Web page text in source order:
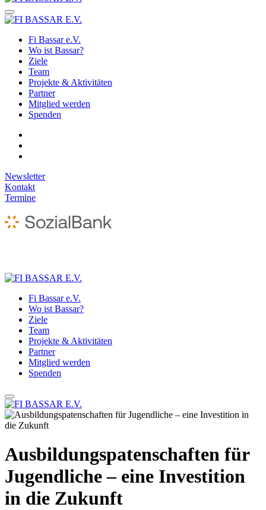
Fi Bassar e.V.
Wo ist Bassar?
Ziele
Team
Projekte & Aktivitäten
Partner
Mitglied werden
Spenden
Newsletter
Kontakt
Termine
Fi Bassar e.V.
Wo ist Bassar?
Ziele
Team
Projekte & Aktivitäten
Partner
Mitglied werden
Spenden
Ausbildungspatenschaften für
Jugendliche – eine Investition
in die Zukunft